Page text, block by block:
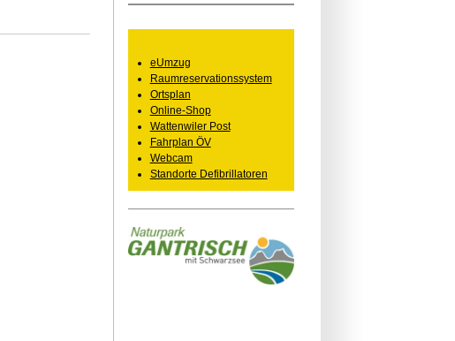
eUmzug
Raumreservationssystem
Ortsplan
Online-Shop
Wattenwiler Post
Fahrplan ÖV
Webcam
Standorte Defibrillatoren